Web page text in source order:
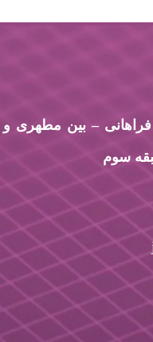
فراهانی – بین مطهری و